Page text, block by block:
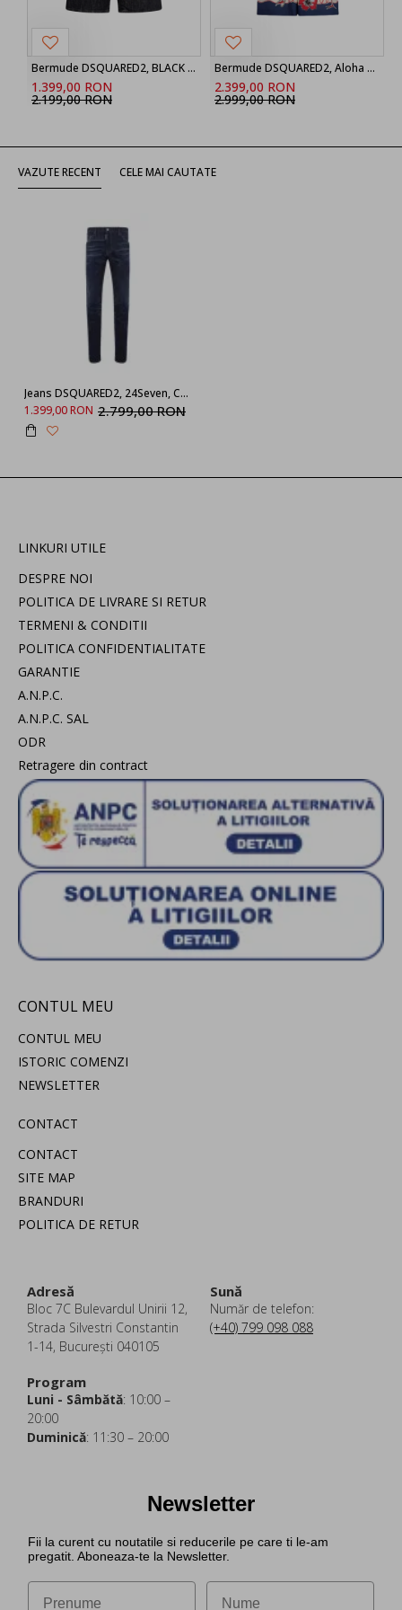
Bermude DSQUARED2, BLACK ‘Marine’ denim shorts
1.399,00 RON
2.199,00 RON
Bermude DSQUARED2, Aloha Souvenir Boxer Shorts
2.399,00 RON
2.999,00 RON
VAZUTE RECENT CELE MAI CAUTATE
Jeans DSQUARED2, 24Seven, Cool Guy, Bleumarin
1.399,00 RON 2.799,00 RON
LINKURI UTILE
DESPRE NOI
POLITICA DE LIVRARE SI RETUR
TERMENI & CONDITII
POLITICA CONFIDENTIALITATE
GARANTIE
A.N.P.C.
A.N.P.C. SAL
ODR
Retragere din contract
CONTUL MEU
CONTUL MEU
ISTORIC COMENZI
NEWSLETTER
CONTACT
CONTACT
SITE MAP
BRANDURI
POLITICA DE RETUR
Adresă
Bloc 7C Bulevardul Unirii 12,
Strada Silvestri Constantin
1-14, București 040105
Sună
Număr de telefon:
(+40) 799 098 088
Program
Luni - Sâmbătă: 10:00 –
20:00
Duminică: 11:30 – 20:00
Newsletter
Fii la curent cu noutatile si reducerile pe care ti le-am
pregatit. Aboneaza-te la Newsletter.